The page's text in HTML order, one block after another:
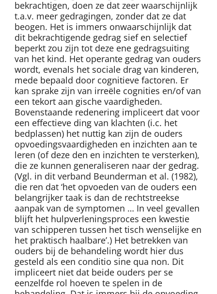
bekrachtigen, doen ze dat zeer waarschijnlijk
t.a.v. meer gedragingen, zonder dat ze dat
beogen. Het is immers onwaarschijnlijk dat
dit bekrachtigende gedrag sief en selectief
beperkt zou zijn tot deze ene gedragsuiting
van het kind. Het operante gedrag van ouders
wordt, evenals het sociale drag van kinderen,
mede bepaald door cognitieve factoren. Er
kan sprake zijn van irreële cognities en/of van
een tekort aan gische vaardigheden.
Bovenstaande redenering impliceert dat voor
een effectieve ding van klachten (i.c. het
bedplassen) het nuttig kan zijn de ouders
opvoedingsvaardigheden en inzichten aan te
leren (of deze den en inzichten te versterken),
die ze kunnen generaliseren naar der gedrag.
(Vgl. in dit verband Beunderman et al. (1982),
die ren dat ‘het opvoeden van de ouders een
belangrijker taak is dan de rechtstreekse
aanpak van de symptomen … In veel gevallen
blijft het hulpverleningsproces een kwestie
van schipperen tussen het tisch wenselijke en
het praktisch haalbare’.) Het betrekken van
ouders bij de behandeling wordt hier dus
gesteld als een conditio sine qua non. Dit
impliceert niet dat beide ouders per se
eenzelfde rol hoeven te spelen in de